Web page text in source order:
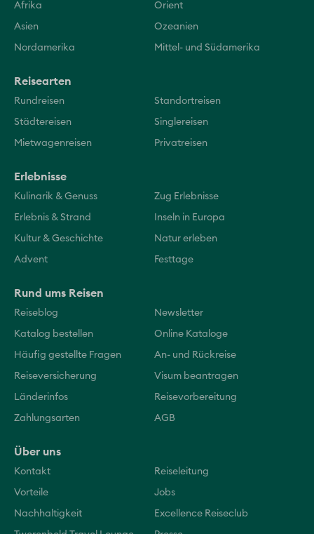
Afrika Orient
Asien Ozeanien
Nordamerika Mittel- und Südamerika
Reisearten
Rundreisen Standortreisen
Städtereisen Singlereisen
Mietwagenreisen Privatreisen
Erlebnisse
Kulinarik & Genuss Zug Erlebnisse
Erlebnis & Strand Inseln in Europa
Kultur & Geschichte Natur erleben
Advent Festtage
Rund ums Reisen
Reiseblog Newsletter
Katalog bestellen Online Kataloge
Häufig gestellte Fragen An- und Rückreise
Reiseversicherung Visum beantragen
Länderinfos Reisevorbereitung
Zahlungsarten AGB
Über uns
Kontakt Reiseleitung
Vorteile Jobs
Nachhaltigkeit Excellence Reiseclub